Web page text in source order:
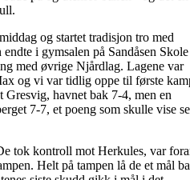
og startet tradisjon tro med
i gymsalen på Sandåsen Skole
med øvrige Njårdlag. Lagene var
og vi var tidlig oppe til første
Gresvig, havnet bak 7-4, men en
7-7, et poeng som skulle vise
tok kontroll mot Herkules, var
Helt på tampen lå de et mål